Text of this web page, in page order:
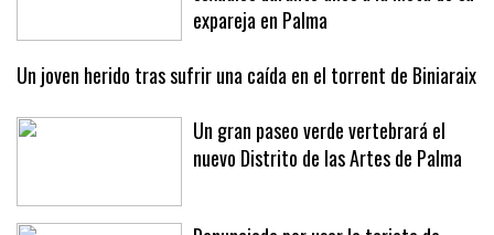
Detenido un hombre por agresiones
sexuales durante años a la nieta de su
expareja en Palma
Un joven herido tras sufrir una caída en el torrent de Biniaraix
Un gran paseo verde vertebrará el